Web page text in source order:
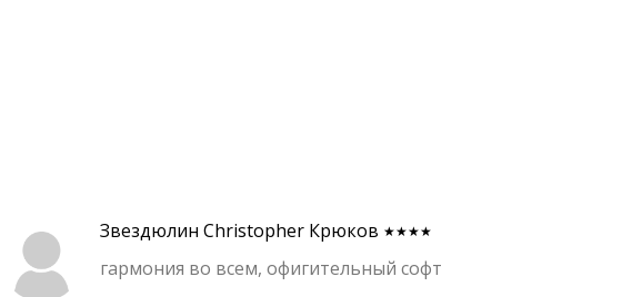
Звездюлин Christopher Крюков ★★★★
гармония во всем, офигительный софт